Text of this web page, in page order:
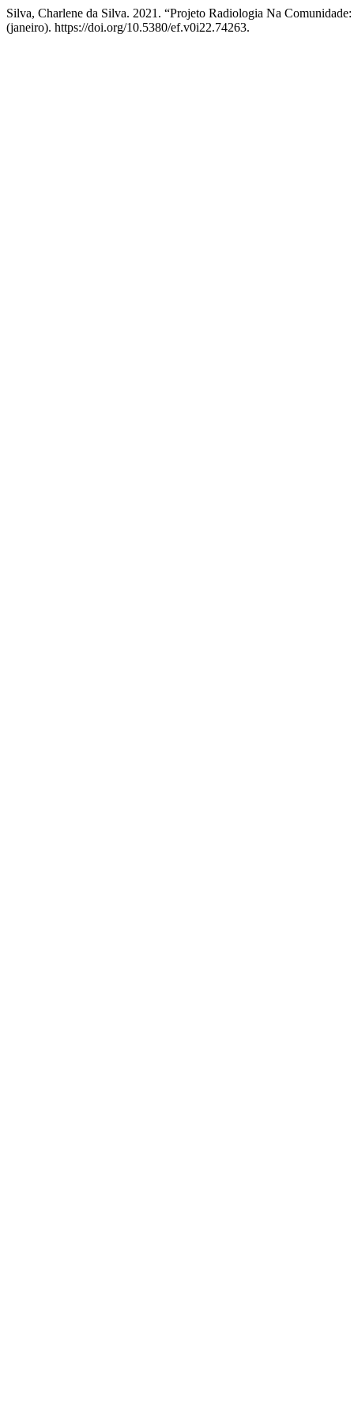
Silva, Charlene da Silva. 2021. “Projeto Radiologia Na
(janeiro). https://doi.org/10.5380/ef.v0i22.74263.